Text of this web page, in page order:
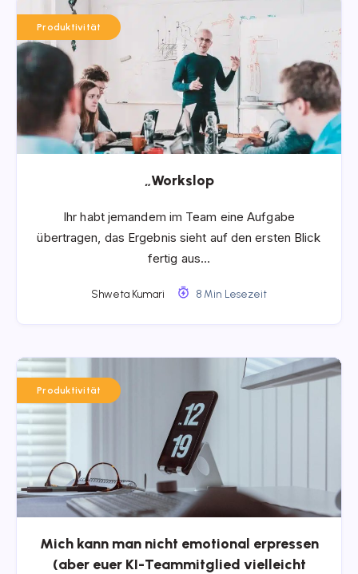
Produktivität
„Workslop
Ihr habt jemandem im Team eine Aufgabe
übertragen, das Ergebnis sieht auf den ersten Blick
fertig aus…
Shweta Kumari 8 Min Lesezeit
Produktivität
Mich kann man nicht emotional erpressen
(aber euer KI-Teammitglied vielleicht